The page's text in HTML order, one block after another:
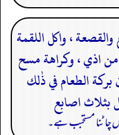
، واكل اللقمة
اذي ، وكراهة مسح
بركة الطعام في ذٰلك
بثلاث اصابع
مستحبب ہے۔